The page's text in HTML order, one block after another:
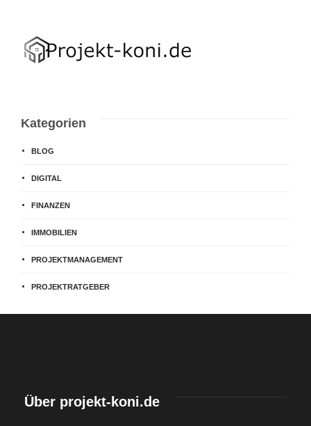
Kategorien
BLOG
DIGITAL
FINANZEN
IMMOBILIEN
PROJEKTMANAGEMENT
PROJEKTRATGEBER
Über projekt-koni.de